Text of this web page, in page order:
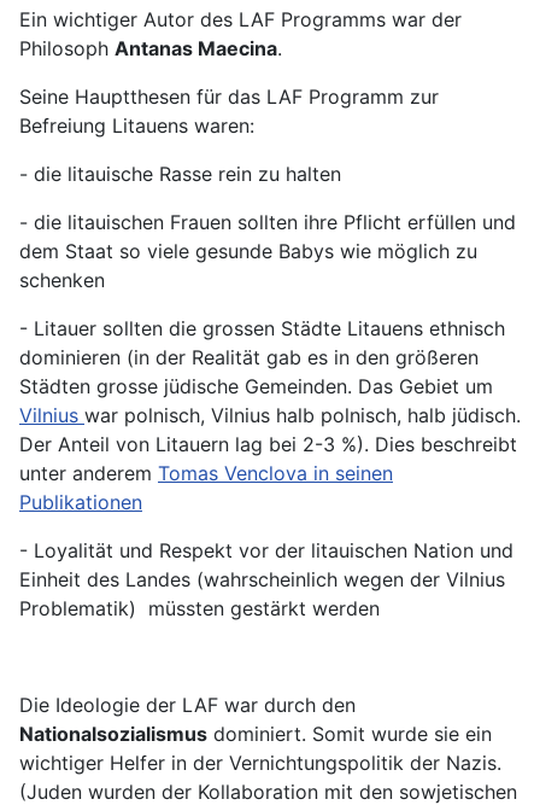
Ein wichtiger Autor des LAF Programms war der
Philosoph Antanas Maecina.
Seine Hauptthesen für das LAF Programm zur
Befreiung Litauens waren:
- die litauische Rasse rein zu halten
- die litauischen Frauen sollten ihre Pflicht erfüllen und
dem Staat so viele gesunde Babys wie möglich zu
schenken
- Litauer sollten die grossen Städte Litauens ethnisch
dominieren (in der Realität gab es in den größeren
Städten grosse jüdische Gemeinden. Das Gebiet um
Vilnius war polnisch, Vilnius halb polnisch, halb jüdisch.
Der Anteil von Litauern lag bei 2-3 %). Dies beschreibt
unter anderem Tomas Venclova in seinen
Publikationen
- Loyalität und Respekt vor der litauischen Nation und
Einheit des Landes (wahrscheinlich wegen der Vilnius
Problematik) müssten gestärkt werden
Die Ideologie der LAF war durch den
Nationalsozialismus dominiert. Somit wurde sie ein
wichtiger Helfer in der Vernichtungspolitik der Nazis.
(Juden wurden der Kollaboration mit den sowjetischen